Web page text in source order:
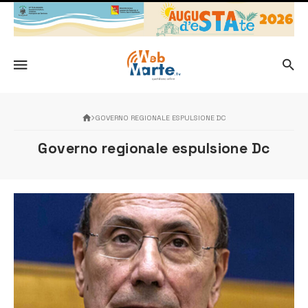
GOVERNO REGIONALE ESPULSIONE DC
Governo regionale espulsione Dc